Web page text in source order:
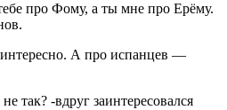
про Фому, а ты мне про Ерёму.
А про испанцев —
так? -вдруг заинтересовался